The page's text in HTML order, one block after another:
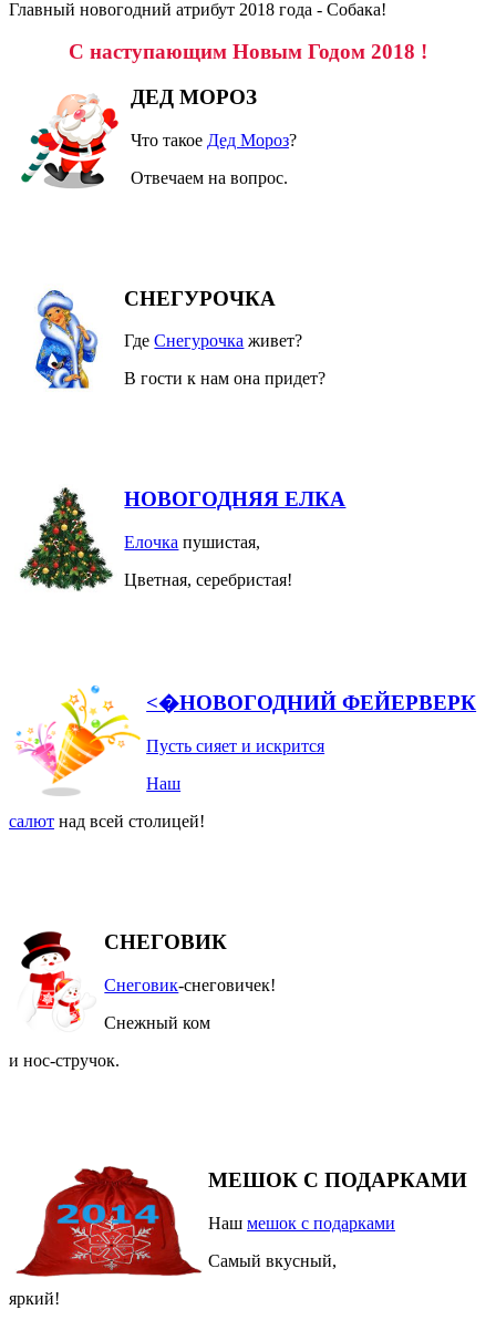
Главный новогодний атрибут 2018 года - Собака!
С наступающим Новым Годом 2018 !
ДЕД МОРОЗ
Что такое Дед Мороз?
Отвечаем на вопрос.
СНЕГУРОЧКА
ГдеСнегурочка живет?
В гости к нам она придет?
НОВОГОДНЯЯ ЕЛКА
Елочка пушистая,
Цветная, серебристая!
<�НОВОГОДНИЙ ФЕЙЕРВЕРК
Пусть сияет и искрится
Наш
салют над всей столицей!
СНЕГОВИК
Снеговик-снеговичек!
Снежный ком
и нос-стручок.
МЕШОК С ПОДАРКАМИ
Наш мешок с подарками
Самый вкусный,
яркий!